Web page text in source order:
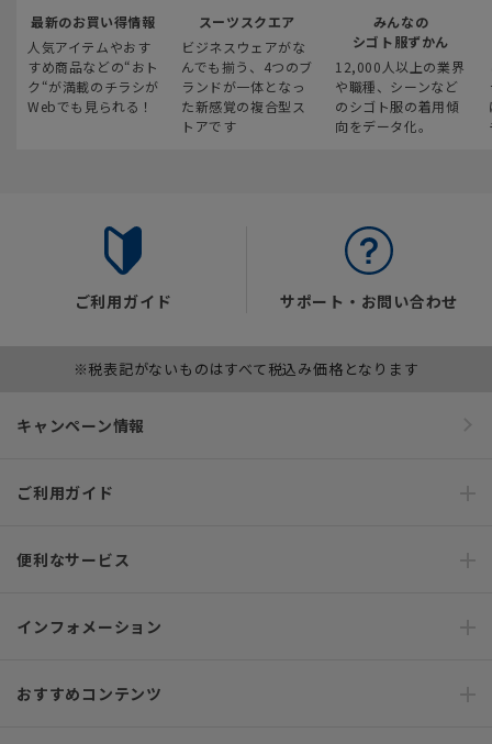
最新のお買い得情報
人気アイテムやおす
すめ商品などの“おト
ク“が満載のチラシが
Webでも見られる！
スーツスクエア
ビジネスウェアがな
んでも揃う、4つのブ
ランドが一体となっ
た新感覚の複合型ス
トアです
みんなの
シゴト服ずかん
12,000人以上の業界
や職種、シーンなど
のシゴト服の着用傾
向をデータ化。
ご利用ガイド サポート・お問い合わせ
※税表記がないものはすべて税込み価格となります
キャンペーン情報
ご利用ガイド
便利なサービス
インフォメーション
おすすめコンテンツ